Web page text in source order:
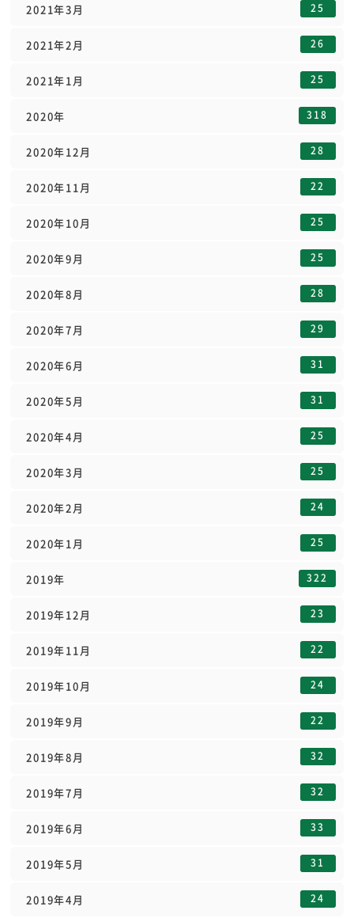
2021年3月 25
2021年2月 26
2021年1月 25
2020年 318
2020年12月 28
2020年11月 22
2020年10月 25
2020年9月 25
2020年8月 28
2020年7月 29
2020年6月 31
2020年5月 31
2020年4月 25
2020年3月 25
2020年2月 24
2020年1月 25
2019年 322
2019年12月 23
2019年11月 22
2019年10月 24
2019年9月 22
2019年8月 32
2019年7月 32
2019年6月 33
2019年5月 31
2019年4月 24